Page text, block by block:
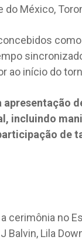
México,
ao início do
apresentação
incluindo
de
cerimônia no
Balvin, Lila